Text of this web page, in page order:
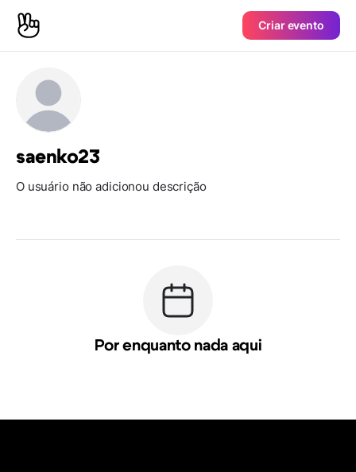
Criar evento
saenko23
O usuário não adicionou descrição
Por enquanto nada aqui